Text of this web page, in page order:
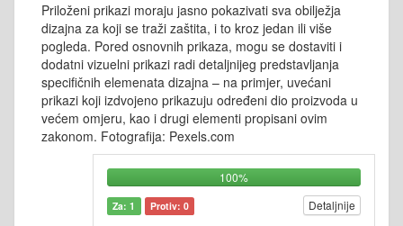
Priloženi prikazi moraju jasno pokazivati sva obilježja
dizajna za koji se traži zaštita, i to kroz jedan ili više
pogleda. Pored osnovnih prikaza, mogu se dostaviti i
dodatni vizuelni prikazi radi detaljnijeg predstavljanja
specifičnih elemenata dizajna – na primjer, uvećani
prikazi koji izdvojeno prikazuju određeni dio proizvoda u
većem omjeru, kao i drugi elementi propisani ovim
zakonom. Fotografija: Pexels.com
100%
Za: 1 Protiv: 0 Detaljnije